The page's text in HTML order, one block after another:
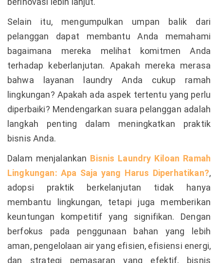
Selain itu, mengumpulkan umpan balik dari
pelanggan dapat membantu Anda memahami
bagaimana mereka melihat komitmen Anda
terhadap keberlanjutan. Apakah mereka merasa
bahwa layanan laundry Anda cukup ramah
lingkungan? Apakah ada aspek tertentu yang perlu
diperbaiki? Mendengarkan suara pelanggan adalah
langkah penting dalam meningkatkan praktik
bisnis Anda.
Dalam menjalankan Bisnis Laundry Kiloan Ramah
Lingkungan: Apa Saja yang Harus Diperhatikan?,
adopsi praktik berkelanjutan tidak hanya
membantu lingkungan, tetapi juga memberikan
keuntungan kompetitif yang signifikan. Dengan
berfokus pada penggunaan bahan yang lebih
aman, pengelolaan air yang efisien, efisiensi energi,
dan strategi pemasaran yang efektif, bisnis